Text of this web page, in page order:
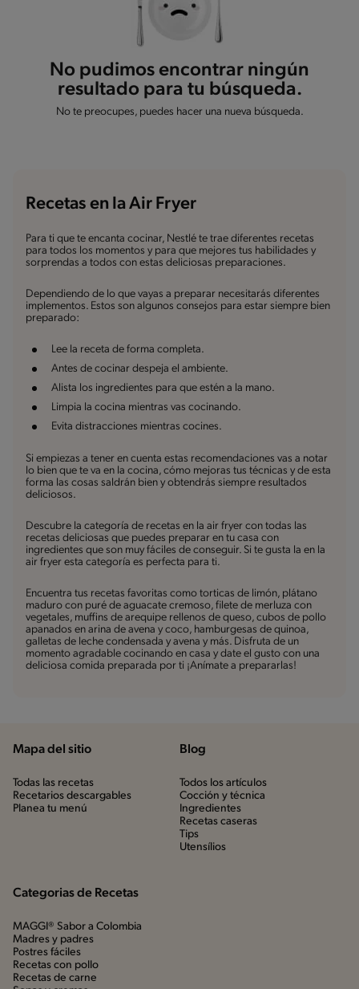
No pudimos encontrar ningún
resultado para tu búsqueda.
No te preocupes, puedes hacer una nueva búsqueda.
Recetas en la Air Fryer
Para ti que te encanta cocinar, Nestlé te trae diferentes recetas
para todos los momentos y para que mejores tus habilidades y
sorprendas a todos con estas deliciosas preparaciones.
Dependiendo de lo que vayas a preparar necesitarás diferentes
implementos. Estos son algunos consejos para estar siempre bien
preparado:
Lee la receta de forma completa.
Antes de cocinar despeja el ambiente.
Alista los ingredientes para que estén a la mano.
Limpia la cocina mientras vas cocinando.
Evita distracciones mientras cocines.
Si empiezas a tener en cuenta estas recomendaciones vas a notar
lo bien que te va en la cocina, cómo mejoras tus técnicas y de esta
forma las cosas saldrán bien y obtendrás siempre resultados
deliciosos.
Descubre la categoría de recetas en la air fryer con todas las
recetas deliciosas que puedes preparar en tu casa con
ingredientes que son muy fáciles de conseguir. Si te gusta la en la
air fryer esta categoría es perfecta para ti.
Encuentra tus recetas favoritas como torticas de limón, plátano
maduro con puré de aguacate cremoso, filete de merluza con
vegetales, muffins de arequipe rellenos de queso, cubos de pollo
apanados en arina de avena y coco, hamburgesas de quinoa,
galletas de leche condensada y avena y más. Disfruta de un
momento agradable cocinando en casa y date el gusto con una
deliciosa comida preparada por ti ¡Anímate a prepararlas!
Mapa del sitio
Todas las recetas
Recetarios descargables
Planea tu menú
Blog
Todos los artículos
Cocción y técnica
Ingredientes
Recetas caseras
Tips
Utensílios
Categorias de Recetas
MAGGI® Sabor a Colombia
Madres y padres
Postres fáciles
Recetas con pollo
Recetas de carne